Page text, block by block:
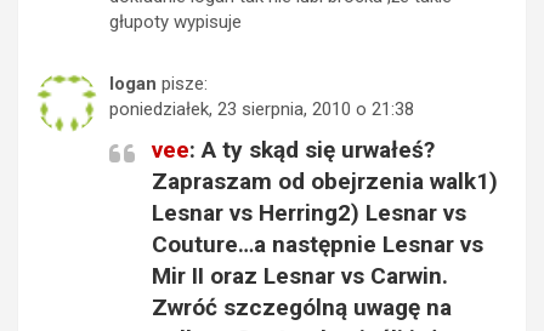
głupoty wypisuje
logan pisze:
poniedziałek, 23 sierpnia, 2010 o 21:38
vee: A ty skąd się urwałeś?
Zapraszam od obejrzenia walk1)
Lesnar vs Herring2) Lesnar vs
Couture…a następnie Lesnar vs
Mir II oraz Lesnar vs Carwin.
Zwróć szczególną uwagę na